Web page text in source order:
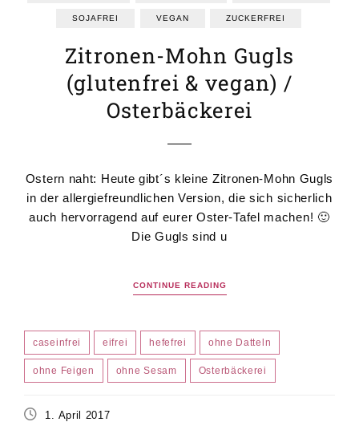
SOJAFREI VEGAN ZUCKERFREI
Zitronen-Mohn Gugls
(glutenfrei & vegan) /
Osterbäckerei
Ostern naht: Heute gibt´s kleine Zitronen-Mohn Gugls
in der allergiefreundlichen Version, die sich sicherlich
auch hervorragend auf eurer Oster-Tafel machen! 🙂
Die Gugls sind u
CONTINUE READING
caseinfrei eifrei hefefrei ohne Datteln
ohne Feigen ohne Sesam Osterbäckerei
1. April 2017